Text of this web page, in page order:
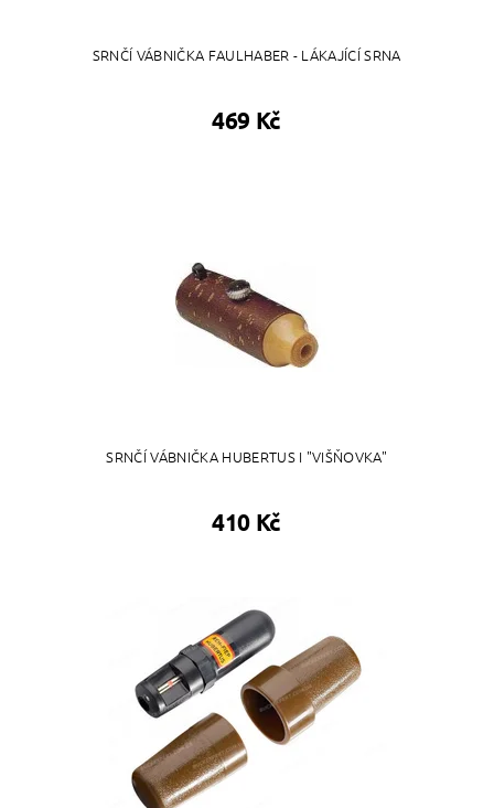
SRNČÍ VÁBNIČKA FAULHABER - LÁKAJÍCÍ SRNA
469 Kč
SRNČÍ VÁBNIČKA HUBERTUS I "VIŠŇOVKA"
410 Kč